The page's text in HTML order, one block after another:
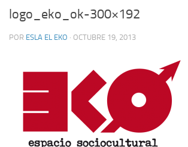
logo_eko_ok-300×192
POR ESLA EL EKO · OCTUBRE 19, 2013